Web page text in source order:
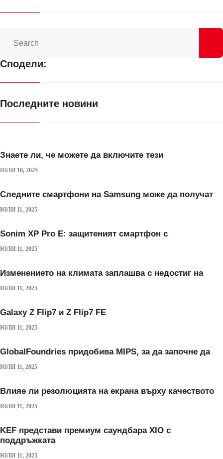
Сподели:
Последните новини
Знаете ли, че можете да включите тези
ЮЛИ 10, 2025
Следните смартфони на Samsung може да получат
ЮЛИ 11, 2025
Sonim XP Pro E: защитеният смартфон с
ЮЛИ 11, 2025
Изменението на климата заплашва с недостиг на
ЮЛИ 11, 2025
Galaxy Z Flip7 и Z Flip7 FE
ЮЛИ 11, 2025
GlobalFoundries придобива MIPS, за да започне да
ЮЛИ 11, 2025
Влияе ли резолюцията на екрана върху качеството
ЮЛИ 11, 2025
KEF представи премиум саундбара XIO с
поддръжката
ЮЛИ 11, 2025